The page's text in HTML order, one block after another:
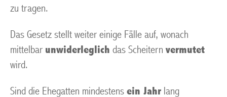
zu tragen.
Das Gesetz stellt weiter einige Fälle auf, wonach
mittelbar unwiderleglich das Scheitern vermutet
wird.
Sind die Ehegatten mindestens ein Jahr lang